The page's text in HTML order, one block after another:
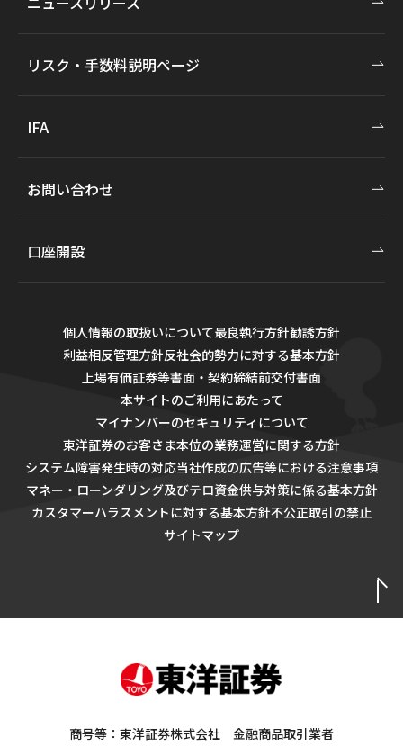
リスク・手数料説明ページ
IFA
お問い合わせ
口座開設
個人情報の取扱いについて最良執行方針勧誘方針
利益相反管理方針反社会的勢力に対する基本方針
上場有価証券等書面・契約締結前交付書面
本サイトのご利用にあたって
マイナンバーのセキュリティについて
東洋証券のお客さま本位の業務運営に関する方針
システム障害発生時の対応当社作成の広告等における注意事項
マネー・ローンダリング及びテロ資金供与対策に係る基本方針
カスタマーハラスメントに対する基本方針不公正取引の禁止
サイトマップ
商号等：東洋証券株式会社 金融商品取引業者